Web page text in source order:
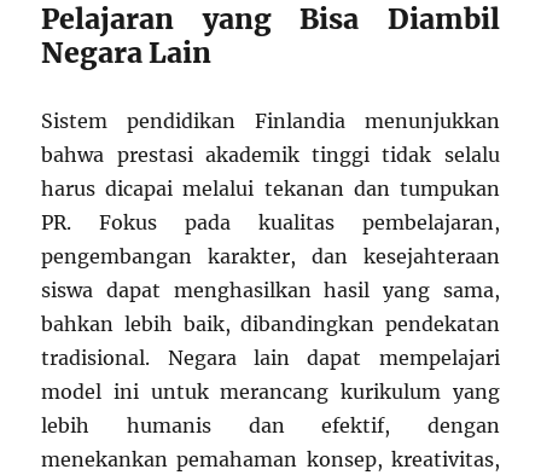
Pelajaran yang Bisa Diambil
Negara Lain
Sistem pendidikan Finlandia menunjukkan
bahwa prestasi akademik tinggi tidak selalu
harus dicapai melalui tekanan dan tumpukan
PR. Fokus pada kualitas pembelajaran,
pengembangan karakter, dan kesejahteraan
siswa dapat menghasilkan hasil yang sama,
bahkan lebih baik, dibandingkan pendekatan
tradisional. Negara lain dapat mempelajari
model ini untuk merancang kurikulum yang
lebih humanis dan efektif, dengan
menekankan pemahaman konsep, kreativitas,